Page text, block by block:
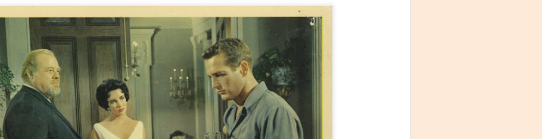
2
La increíble actriz 𝗟𝗮𝘂𝗿𝗮 𝗔𝘇𝗰𝘂𝗿𝗿𝗮 se pone en la piel de la
icónica Frida Kahlo en 𝙁𝙍𝙄𝘿𝘼 ¡𝙑𝙞𝙫𝙖 𝙡𝙖 𝙫𝙞𝙙𝙖!, el unipersonal
más representado en el mundo sobre la artista mexicana, de
𝗛𝘂𝗺𝗯𝗲𝗿𝘁𝗼 𝗥𝗼𝗯𝗹𝗲𝘀 y la dirección de 𝗝𝘂𝗹𝗶𝗮 𝗠𝗼𝗿𝗴𝗮𝗱𝗼.
AUG Divorciadas - Monterrey